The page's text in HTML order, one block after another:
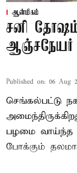
ஆன்மிகம்
சனி
ஆஞ்சநேயர்
Published on: 06 Aug
செங்கல்பட்டு
பழமை
போக்கும்